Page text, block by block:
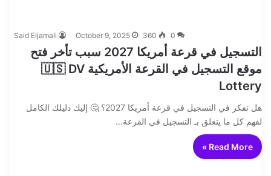
Said Eljamali October 9, 2025 0
360
التسجيل في قرعة أمريكا 2027 سبب تأخر فتح
موقع التسجيل في القرعة الأمريكية 🇺🇸 DV
Lottery
هل تفكر في التسجيل في قرعة أمريكا 2027؟ 🤔 إليك دليلك الكامل
لفهم كل ما يتعلق بـ التسجيل في القرعة…
Read More »